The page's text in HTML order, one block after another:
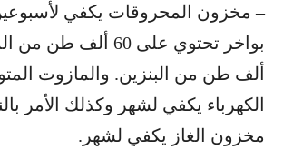
– مخزون المحروقات يكفي
ألف طن من البنزين. والمازوت
الكهرباء يكفي لشهر وكذلك الأمر
مخزون الغاز يكفي لشهر.